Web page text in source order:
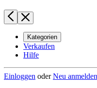
Kategorien
Verkaufen
Hilfe
Einloggen oderNeu anmelden